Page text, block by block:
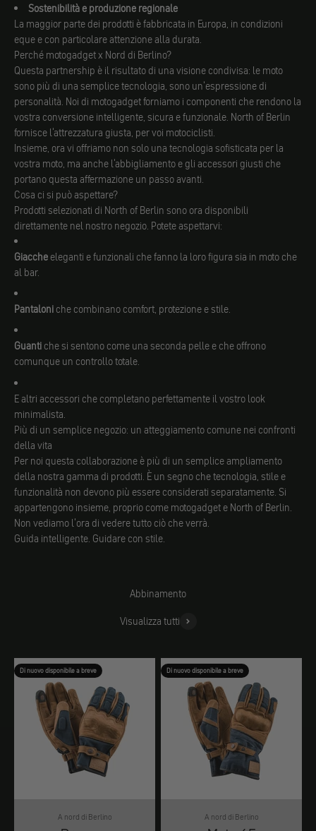
Sostenibilità e produzione regionale
La maggior parte dei prodotti è fabbricata in Europa, in condizioni
eque e con particolare attenzione alla durata.
Perché motogadget x Nord di Berlino?
Questa partnership è il risultato di una visione condivisa: le moto
sono più di una semplice tecnologia, sono un'espressione di
personalità. Noi di motogadget forniamo i componenti che rendono la
vostra conversione intelligente, sicura e funzionale. North of Berlin
fornisce l'attrezzatura giusta, per voi motociclisti.
Insieme, ora vi offriamo non solo una tecnologia sofisticata per la
vostra moto, ma anche l'abbigliamento e gli accessori giusti che
portano questa affermazione un passo avanti.
Cosa ci si può aspettare?
Prodotti selezionati di North of Berlin sono ora disponibili
direttamente nel nostro negozio. Potete aspettarvi:
Giacche eleganti e funzionali che fanno la loro figura sia in moto che
al bar.
Pantaloni che combinano comfort, protezione e stile.
Guanti che si sentono come una seconda pelle e che offrono
comunque un controllo totale.
E altri accessori che completano perfettamente il vostro look
minimalista.
Più di un semplice negozio: un atteggiamento comune nei confronti
della vita
Per noi questa collaborazione è più di un semplice ampliamento
della nostra gamma di prodotti. È un segno che tecnologia, stile e
funzionalità non devono più essere considerati separatamente. Si
appartengono insieme, proprio come motogadget e North of Berlin.
Non vediamo l'ora di vedere tutto ciò che verrà.
Guida intelligente. Guidare con stile.
Abbinamento
Visualizza tutti
Di nuovo disponibile a breve
A nord di Berlino
Di nuovo disponibile a breve
A nord di Berlino